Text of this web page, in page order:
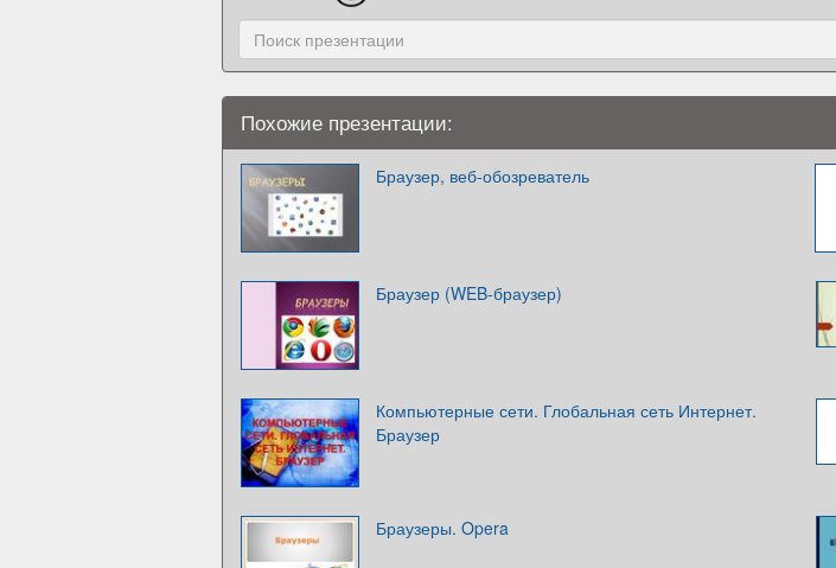
Похожие презентации:
Браузер, веб-обозреватель
Браузер (WEB-браузер)
Компьютерные сети. Глобальная сеть Интернет.
Браузер
Браузеры. Opera